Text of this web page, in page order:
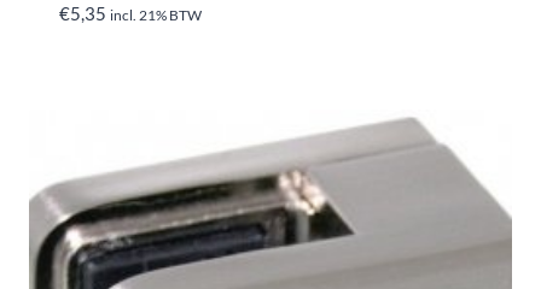
€5,35 incl. 21% BTW